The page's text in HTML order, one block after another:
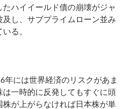
ハイイールド債の崩壊がジャ
し、サブプライムローン並み
る。
年には世界経済のリスクがあま
は一時的に反発してもすぐに頭
が上がらなければ日本株が単